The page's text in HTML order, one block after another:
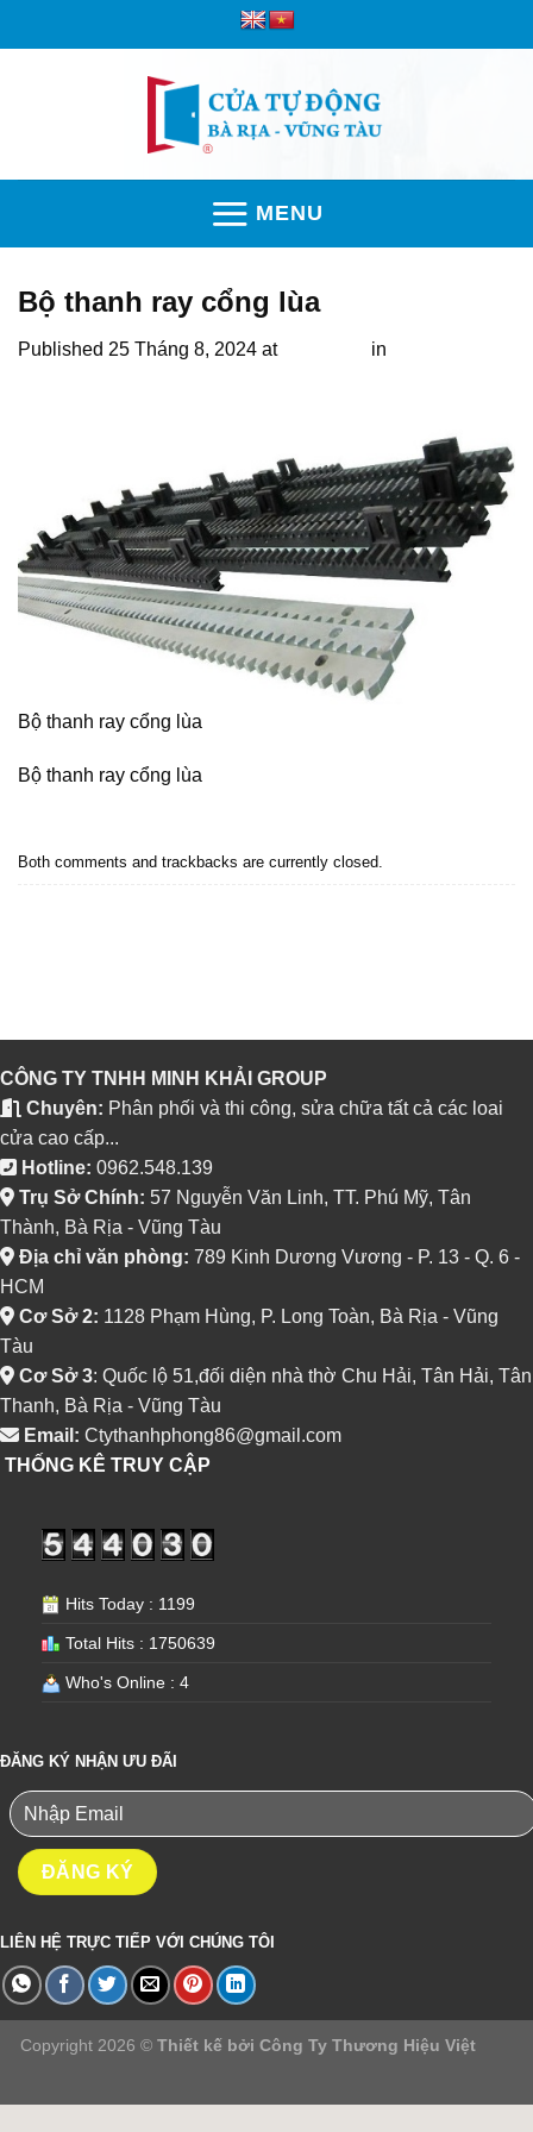
MENU
Bộ thanh ray cổng lùa
Published 25 Tháng 8, 2024 at in
Bộ thanh ray cổng lùa
Bộ thanh ray cổng lùa
Both comments and trackbacks are currently closed.
CÔNG TY TNHH MINH KHẢI GROUP
Chuyên: Phân phối và thi công, sửa chữa tất cả các loai
cửa cao cấp...
Hotline: 0962.548.139
Trụ Sở Chính: 57 Nguyễn Văn Linh, TT. Phú Mỹ, Tân
Thành, Bà Rịa - Vũng Tàu
Địa chỉ văn phòng: 789 Kinh Dương Vương - P. 13 - Q. 6 -
HCM
Cơ Sở 2: 1128 Phạm Hùng, P. Long Toàn, Bà Rịa - Vũng
Tàu
Cơ Sở 3: Quốc lộ 51,đối diện nhà thờ Chu Hải, Tân Hải, Tân
Thanh, Bà Rịa - Vũng Tàu
Email: Ctythanhphong86@gmail.com
THỐNG KÊ TRUY CẬP
Hits Today : 1199
Total Hits : 1750639
Who's Online : 4
ĐĂNG KÝ NHẬN ƯU ĐÃI
LIÊN HỆ TRỰC TIẾP VỚI CHÚNG TÔI
Copyright 2026 © Thiết kế bởi Công Ty Thương Hiệu Việt